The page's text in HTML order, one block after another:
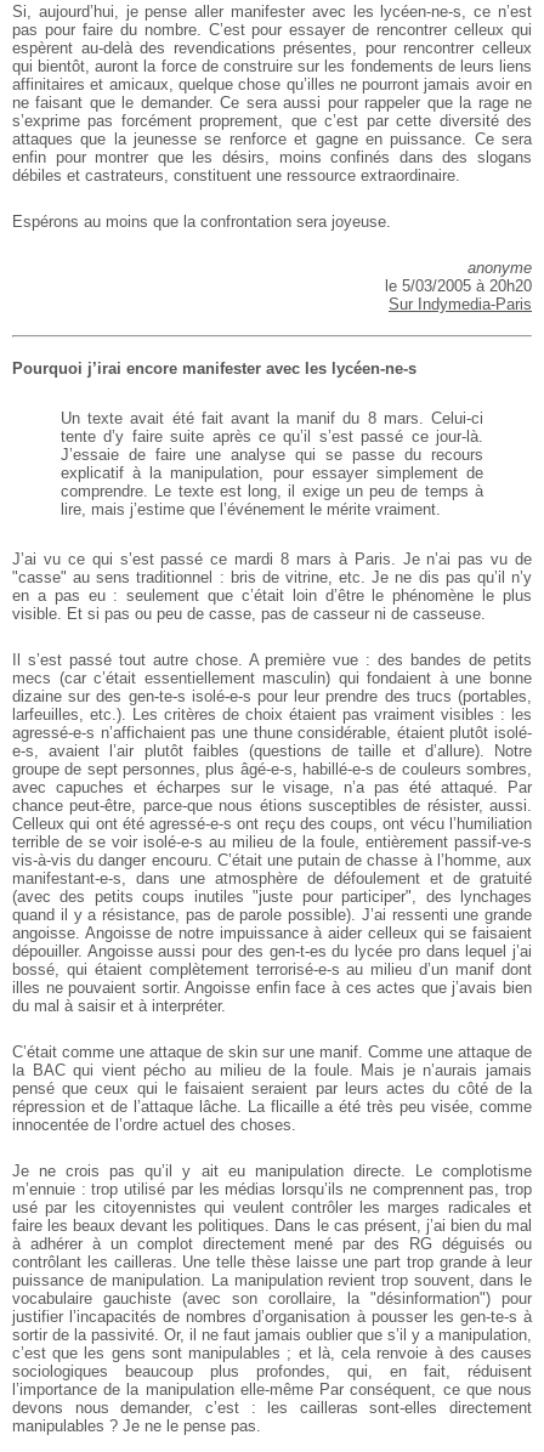
Si, aujourd’hui, je pense aller manifester avec les lycéen-ne-s, ce n’est
pas pour faire du nombre. C’est pour essayer de rencontrer celleux qui
espèrent au-delà des revendications présentes, pour rencontrer celleux
qui bientôt, auront la force de construire sur les fondements de leurs liens
affinitaires et amicaux, quelque chose qu’illes ne pourront jamais avoir en
ne faisant que le demander. Ce sera aussi pour rappeler que la rage ne
s’exprime pas forcément proprement, que c’est par cette diversité des
attaques que la jeunesse se renforce et gagne en puissance. Ce sera
enfin pour montrer que les désirs, moins confinés dans des slogans
débiles et castrateurs, constituent une ressource extraordinaire.
Espérons au moins que la confrontation sera joyeuse.
anonyme
le 5/03/2005 à 20h20
Sur Indymedia-Paris
Pourquoi j’irai encore manifester avec les lycéen-ne-s
Un texte avait été fait avant la manif du 8 mars. Celui-ci
tente d’y faire suite après ce qu’il s’est passé ce jour-là.
J’essaie de faire une analyse qui se passe du recours
explicatif à la manipulation, pour essayer simplement de
comprendre. Le texte est long, il exige un peu de temps à
lire, mais j’estime que l’événement le mérite vraiment.
J’ai vu ce qui s’est passé ce mardi 8 mars à Paris. Je n’ai pas vu de
"casse" au sens traditionnel : bris de vitrine, etc. Je ne dis pas qu’il n’y
en a pas eu : seulement que c’était loin d’être le phénomène le plus
visible. Et si pas ou peu de casse, pas de casseur ni de casseuse.
Il s’est passé tout autre chose. A première vue : des bandes de petits
mecs (car c’était essentiellement masculin) qui fondaient à une bonne
dizaine sur des gen-te-s isolé-e-s pour leur prendre des trucs (portables,
larfeuilles, etc.). Les critères de choix étaient pas vraiment visibles : les
agressé-e-s n’affichaient pas une thune considérable, étaient plutôt isolé-
e-s, avaient l’air plutôt faibles (questions de taille et d’allure). Notre
groupe de sept personnes, plus âgé-e-s, habillé-e-s de couleurs sombres,
avec capuches et écharpes sur le visage, n’a pas été attaqué. Par
chance peut-être, parce-que nous étions susceptibles de résister, aussi.
Celleux qui ont été agressé-e-s ont reçu des coups, ont vécu l’humiliation
terrible de se voir isolé-e-s au milieu de la foule, entièrement passif-ve-s
vis-à-vis du danger encouru. C’était une putain de chasse à l’homme, aux
manifestant-e-s, dans une atmosphère de défoulement et de gratuité
(avec des petits coups inutiles "juste pour participer", des lynchages
quand il y a résistance, pas de parole possible). J’ai ressenti une grande
angoisse. Angoisse de notre impuissance à aider celleux qui se faisaient
dépouiller. Angoisse aussi pour des gen-t-es du lycée pro dans lequel j’ai
bossé, qui étaient complètement terrorisé-e-s au milieu d’un manif dont
illes ne pouvaient sortir. Angoisse enfin face à ces actes que j’avais bien
du mal à saisir et à interpréter.
C’était comme une attaque de skin sur une manif. Comme une attaque de
la BAC qui vient pécho au milieu de la foule. Mais je n’aurais jamais
pensé que ceux qui le faisaient seraient par leurs actes du côté de la
répression et de l’attaque lâche. La flicaille a été très peu visée, comme
innocentée de l’ordre actuel des choses.
Je ne crois pas qu’il y ait eu manipulation directe. Le complotisme
m’ennuie : trop utilisé par les médias lorsqu’ils ne comprennent pas, trop
usé par les citoyennistes qui veulent contrôler les marges radicales et
faire les beaux devant les politiques. Dans le cas présent, j’ai bien du mal
à adhérer à un complot directement mené par des RG déguisés ou
contrôlant les cailleras. Une telle thèse laisse une part trop grande à leur
puissance de manipulation. La manipulation revient trop souvent, dans le
vocabulaire gauchiste (avec son corollaire, la "désinformation") pour
justifier l’incapacités de nombres d’organisation à pousser les gen-te-s à
sortir de la passivité. Or, il ne faut jamais oublier que s’il y a manipulation,
c’est que les gens sont manipulables ; et là, cela renvoie à des causes
sociologiques beaucoup plus profondes, qui, en fait, réduisent
l’importance de la manipulation elle-même Par conséquent, ce que nous
devons nous demander, c’est : les cailleras sont-elles directement
manipulables ? Je ne le pense pas.